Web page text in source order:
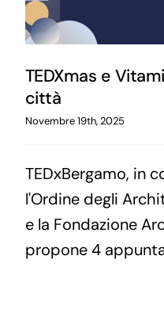
TEDXmas e
città
Novembre 19th, 2025
TEDxBergamo, in
l'Ordine degli
e la Fondazione
propone 4